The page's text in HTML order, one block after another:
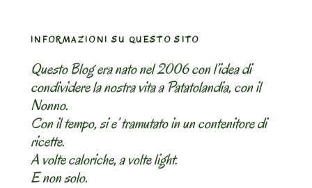
INFORMAZIONI SU QUESTO SITO
Questo Blog era nato nel 2006 con l’idea di
condividere la nostra vita a Patatolandia, con il
Nonno.
Con il tempo, si e’ tramutato in un contenitore di
ricette.
A volte caloriche, a volte light.
E non solo.